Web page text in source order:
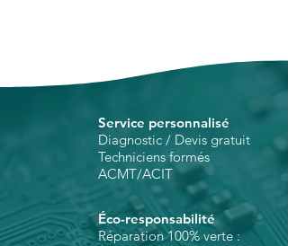
Service personnalisé
Diagnostic / Devis gratuit
Techniciens formés
ACMT/ACIT
Éco-responsabilité
Réparation 100% verte :